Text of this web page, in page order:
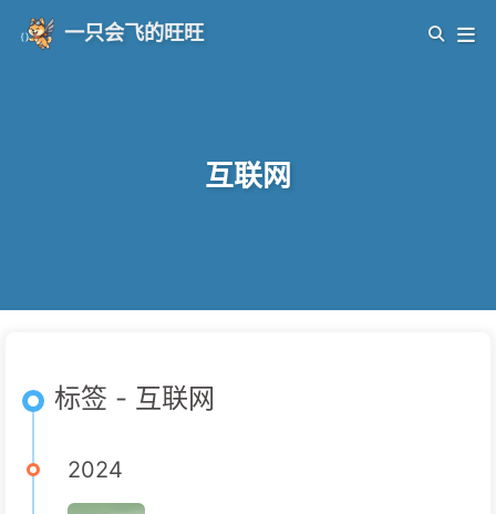
一只会飞的旺旺
互联网
标签 - 互联网
2024